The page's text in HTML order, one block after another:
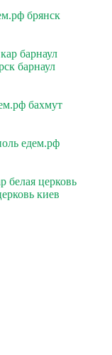
брянск
барнаул
барнаул
бахмут
едем.рф
белая церковь
киев